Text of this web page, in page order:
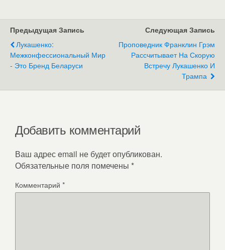
Предыдущая Запись
Лукашенко:
Межконфессиональный Мир
- Это Бренд Беларуси
Следующая Запись
Проповедник Франклин Грэм
Рассчитывает На Скорую
Встречу Лукашенко И
Трампа
Добавить комментарий
Ваш адрес email не будет опубликован.
Обязательные поля помечены *
Комментарий *